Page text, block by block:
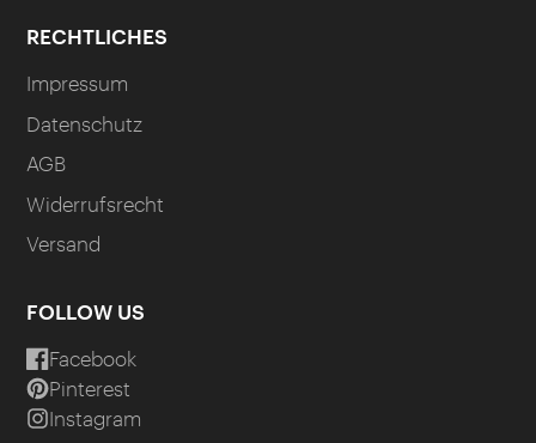
RECHTLICHES
Impressum
Datenschutz
AGB
Widerrufsrecht
Versand
FOLLOW US
Facebook
Pinterest
Instagram